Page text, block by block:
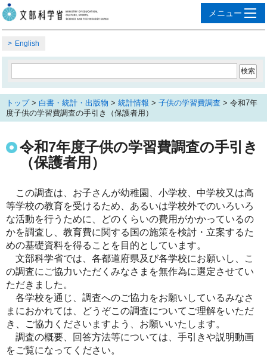
English
トップ> 白書・統計・出版物 > 統計情報 > 子供の学習費調査 > 令和7年
度子供の学習費調査の手引き（保護者用）
令和7年度子供の学習費調査の手引き
（保護者用）
この調査は、お子さんが幼稚園、小学校、中学校又は高
等学校の教育を受けるため、あるいは学校外でのいろいろ
な活動を行うために、どのくらいの費用がかかっているの
かを調査し、教育費に関する国の施策を検討・立案するた
めの基礎資料を得ることを目的としています。
文部科学省では、各都道府県及び各学校にお願いし、こ
の調査にご協力いただくみなさまを無作為に選定させてい
ただきました。
各学校を通じ、調査へのご協力をお願いしているみなさ
まにおかれては、どうぞこの調査についてご理解をいただ
き、ご協力くださいますよう、お願いいたします。
調査の概要、回答方法等については、手引きや説明動画
をご覧になってください。